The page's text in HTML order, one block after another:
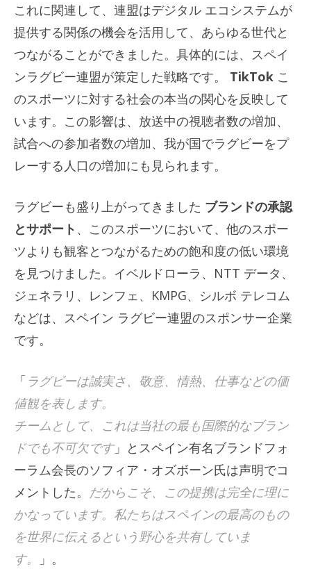
これに関連して、連盟はデジタル エコシステムが
提供する関係の機会を活用して、あらゆる世代と
つながることができました。具体的には、スペイ
ンラグビー連盟が策定した戦略です。 TikTok こ
のスポーツに対する社会の本当の関心を反映して
います。この影響は、放送中の視聴者数の増加、
試合への参加者数の増加、我が国でラグビーをプ
レーする人口の増加にも見られます。
ラグビーも盛り上がってきました ブランドの承認
とサポート 、このスポーツにおいて、他のスポー
ツよりも観客とつながるための飽和度の低い環境
を見つけました。イベルドローラ、NTT データ、
ジェネラリ、レンフェ、KMPG、シルボ テレコム
などは、スペイン ラグビー連盟のスポンサー企業
です。
「 ラグビーは誠実さ、敬意、情熱、仕事などの価
値観を表します。
チームとして、これは当社の最も国際的なブラン
ドでも不可欠です」とスペイン有名ブランドフォ
ーラム会長のソフィア・オズボーン氏は声明でコ
メントした。
だからこそ、この提携は完全に理に
かなっています。私たちはスペインの最高のもの
を世界に伝えるという野心を共有していま
す。
」。